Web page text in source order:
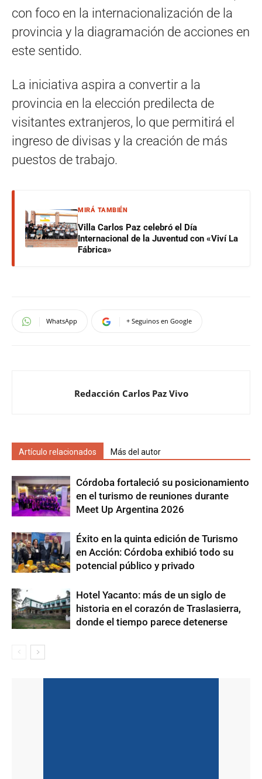
con foco en la internacionalización de la
provincia y la diagramación de acciones en
este sentido.
La iniciativa aspira a convertir a la
provincia en la elección predilecta de
visitantes extranjeros, lo que permitirá el
ingreso de divisas y la creación de más
puestos de trabajo.
MIRÁ TAMBIÉN
Villa Carlos Paz celebró el Día
Internacional de la Juventud con «Viví La
Fábrica»
WhatsApp + Seguinos en Google
Redacción Carlos Paz Vivo
Artículo relacionados Más del autor
Córdoba fortaleció su posicionamiento
en el turismo de reuniones durante
Meet Up Argentina 2026
Éxito en la quinta edición de Turismo
en Acción: Córdoba exhibió todo su
potencial público y privado
Hotel Yacanto: más de un siglo de
historia en el corazón de Traslasierra,
donde el tiempo parece detenerse